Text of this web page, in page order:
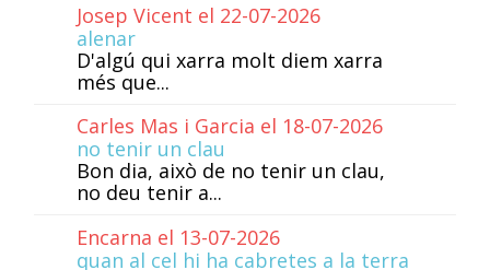
Josep Vicent el 22-07-2026
alenar
D'algú qui xarra molt diem xarra
més que...
Carles Mas i Garcia el 18-07-2026
no tenir un clau
Bon dia, això de no tenir un clau,
no deu tenir a...
Encarna el 13-07-2026
quan al cel hi ha cabretes a la terra